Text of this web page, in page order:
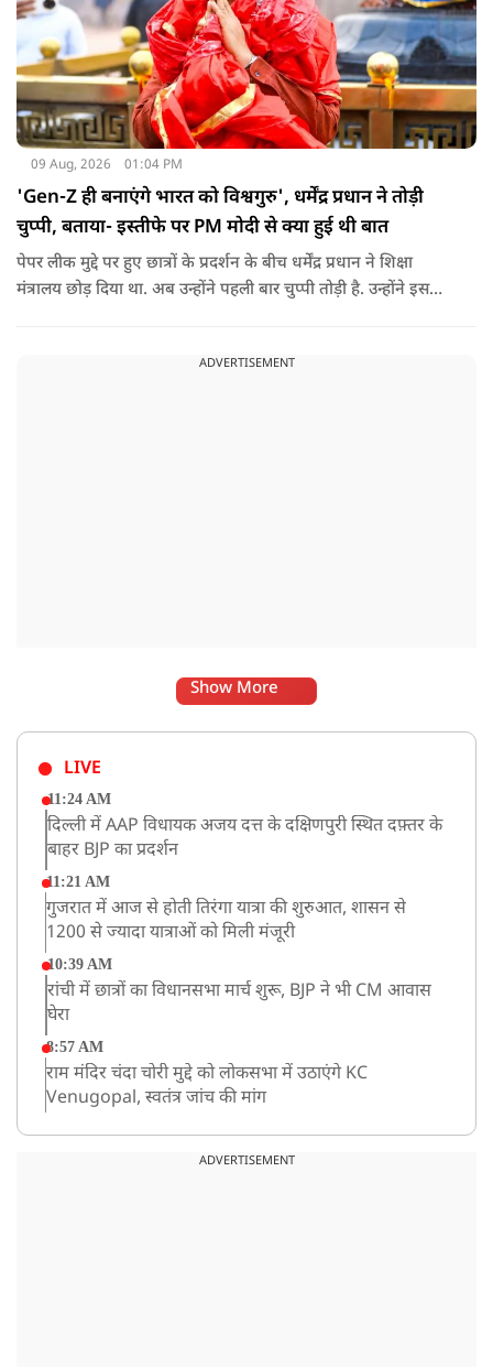
09 Aug, 2026 01:04 PM
'Gen-Z ही बनाएंगे भारत को विश्वगुरु', धर्मेंद्र प्रधान ने तोड़ी
चुप्पी, बताया- इस्तीफे पर PM मोदी से क्या हुई थी बात
पेपर लीक मुद्दे पर हुए छात्रों के प्रदर्शन के बीच धर्मेंद्र प्रधान ने शिक्षा
मंत्रालय छोड़ दिया था. अब उन्होंने पहली बार चुप्पी तोड़ी है. उन्होंने इस
ADVERTISEMENT
Show More
LIVE
11:24 AM
दिल्ली में AAP विधायक अजय दत्त के दक्षिणपुरी स्थित दफ़्तर के
बाहर BJP का प्रदर्शन
11:21 AM
गुजरात में आज से होती तिरंगा यात्रा की शुरुआत, शासन से
1200 से ज्यादा यात्राओं को मिली मंजूरी
10:39 AM
रांची में छात्रों का विधानसभा मार्च शुरू, BJP ने भी CM आवास
घेरा
8:57 AM
राम मंदिर चंदा चोरी मुद्दे को लोकसभा में उठाएंगे KC
Venugopal, स्वतंत्र जांच की मांग
कांवड़ सिर्फ आस्था नहीं, सामाजिक एकता और सेवा का महापर्व,
ADVERTISEMENT